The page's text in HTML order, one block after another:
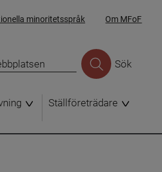
minoritetsspråk Om MFoF
Sök
Ställföreträdare